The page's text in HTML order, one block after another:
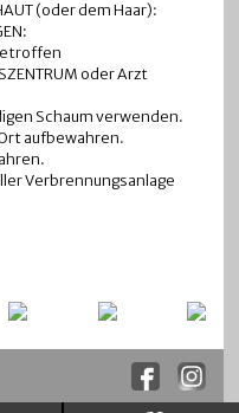
(oder dem Haar):
oder Arzt
Schaum verwenden.
aufbewahren.
Verbrennungsanlage